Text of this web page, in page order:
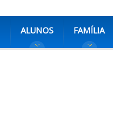
ALUNOS FAMÍLIA